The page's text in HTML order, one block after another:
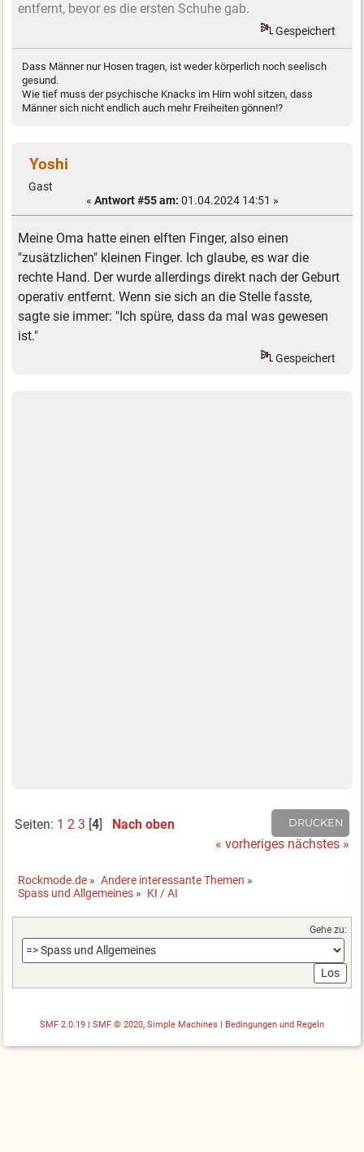
entfernt, bevor es die ersten Schuhe gab.
Gespeichert
Dass Männer nur Hosen tragen, ist weder körperlich noch seelisch
gesund.
Wie tief muss der psychische Knacks im Hirn wohl sitzen, dass
Männer sich nicht endlich auch mehr Freiheiten gönnen!?
Yoshi
Gast
« Antwort #55 am: 01.04.2024 14:51 »
Meine Oma hatte einen elften Finger, also einen
"zusätzlichen" kleinen Finger. Ich glaube, es war die
rechte Hand. Der wurde allerdings direkt nach der Geburt
operativ entfernt. Wenn sie sich an die Stelle fasste,
sagte sie immer: "Ich spüre, dass da mal was gewesen
ist."
Gespeichert
DRUCKEN
Seiten: 1 2 3 [4] Nach oben
« vorheriges nächstes »
Rockmode.de » Andere interessante Themen »
Spass und Allgemeines » KI / AI
Gehe zu:
SMF 2.0.19 SMF © 2020, Simple Machines Bedingungen und Regeln